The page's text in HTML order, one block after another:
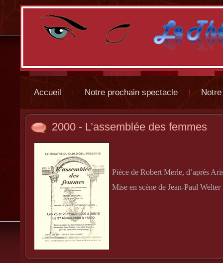
Accueil Notre prochain spectacle
2000 - L’assemblée des femmes
Pièce de Robert Merle, d’après
Mise en scène de Jean-Paul Welter